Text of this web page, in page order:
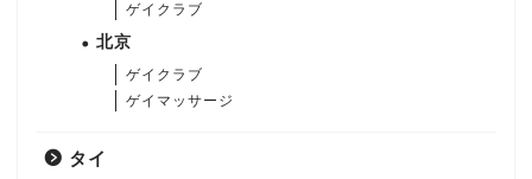
ゲイクラブ
北京
ゲイクラブ
ゲイマッサージ
タイ